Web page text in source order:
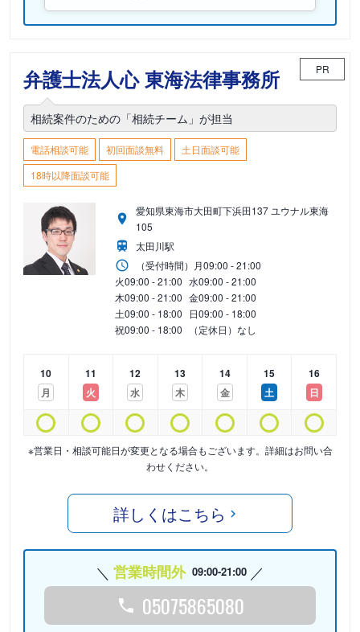
弁護士法人心 東海法律事務所 PR
相続案件のための「相続チーム」が担当
電話相談可能 初回面談無料
土日面談可能
18時以降面談可能
愛知県東海市大田町下浜田137 ユウナル東海
105
太田川駅
（受付時間） 月09:00 - 21:00
火09:00 - 21:00 水09:00 - 21:00
木09:00 - 21:00 金09:00 - 21:00
土09:00 - 18:00 日09:00 - 18:00
祝09:00 - 18:00 （定休日）なし
10
月
11
火
12
水
13
木
14
金
15
土
16
日
※営業日・相談可能日が変更となる場合もございます。詳細はお問い合
わせください。
詳しくはこちら
営業時間外 09:00-21:00
05075865080